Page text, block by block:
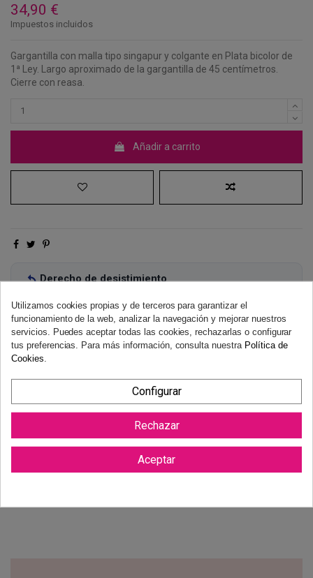
34,90 €
Impuestos incluidos
Gargantilla con malla tipo singapur y colgante en Plata bicolor de
1ª Ley. Largo aproximado de la gargantilla de 45 centímetros.
Cierre con reasa.
Añadir a carrito
Derecho de desistimiento
necesidad de justificación.Más información
Reviews (0)
Utilizamos cookies propias y de terceros para garantizar el
funcionamiento de la web, analizar la navegación y mejorar nuestros
servicios. Puedes aceptar todas las cookies, rechazarlas o configurar
tus preferencias. Para más información, consulta nuestra Política de
Cookies
Configurar
Rechazar
Aceptar